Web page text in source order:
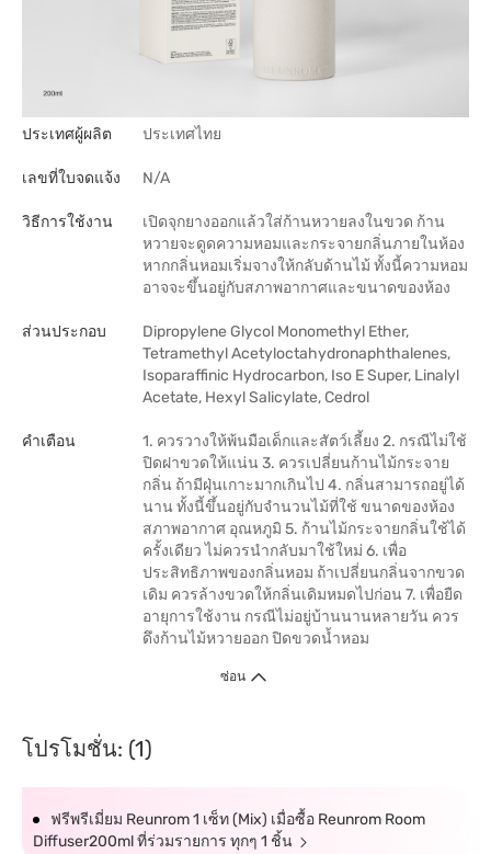
ประเทศผู้ผลิต ประเทศไทย
เลขที่ใบจดแจ้ง N/A
วิธีการใช้งาน
เปิดจุกยางออกแล้วใส่ก้านหวายลงในขวด ก้าน
หวายจะดูดความหอมและกระจายกลิ่นภายในห้อง
หากกลิ่นหอมเริ่มจางให้กลับด้านไม้ ทั้งนี้ความหอม
อาจจะขึ้นอยู่กับสภาพอากาศและขนาดของห้อง
ส่วนประกอบ
Dipropylene Glycol Monomethyl Ether,
Tetramethyl Acetyloctahydronaphthalenes,
Isoparaffinic Hydrocarbon, Iso E Super, Linalyl
Acetate, Hexyl Salicylate, Cedrol
คำเตือน
1. ควรวางให้พ้นมือเด็กและสัตว์เลี้ยง 2. กรณีไม่ใช้
ปิดฝาขวดให้แน่น 3. ควรเปลี่ยนก้านไม้กระจาย
กลิ่น ถ้ามีฝุ่นเกาะมากเกินไป 4. กลิ่นสามารถอยู่ได้
นาน ทั้งนี้ขึ้นอยู่กับจำนวนไม้ที่ใช้ ขนาดของห้อง
สภาพอากาศ อุณหภูมิ 5. ก้านไม้กระจายกลิ่นใช้ได้
ครั้งเดียว ไม่ควรนำกลับมาใช้ใหม่ 6. เพื่อ
ประสิทธิภาพของกลิ่นหอม ถ้าเปลี่ยนกลิ่นจากขวด
เดิม ควรล้างขวดให้กลิ่นเดิมหมดไปก่อน 7. เพื่อยืด
อายุการใช้งาน กรณีไม่อยู่บ้านนานหลายวัน ควร
ดึงก้านไม้หวายออก ปิดขวดน้ำหอม
ซ่อน
โปรโมชั่น: (1)
ฟรีพรีเมี่ยม Reunrom 1 เซ็ท (Mix) เมื่อซื้อ Reunrom Room
Diffuser200ml ที่ร่วมรายการ ทุกๆ 1 ชิ้น